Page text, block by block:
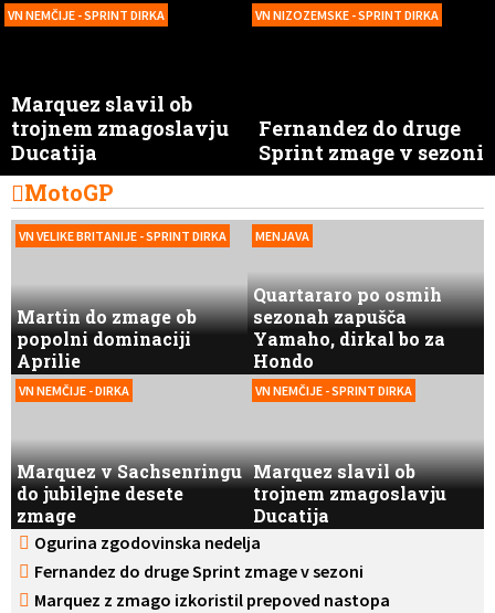
VN NEMČIJE - SPRINT DIRKA
Marquez slavil ob
trojnem zmagoslavju
Ducatija
VN NIZOZEMSKE - SPRINT DIRKA
Fernandez do druge
Sprint zmage v sezoni
MotoGP
VN VELIKE BRITANIJE - SPRINT DIRKA
Martin do zmage ob
popolni dominaciji
Aprilie
MENJAVA
Quartararo po osmih
sezonah zapušča
Yamaho, dirkal bo za
Hondo
VN NEMČIJE - DIRKA
Marquez v Sachsenringu
do jubilejne desete
zmage
VN NEMČIJE - SPRINT DIRKA
Marquez slavil ob
trojnem zmagoslavju
Ducatija
Ogurina zgodovinska nedelja
Fernandez do druge Sprint zmage v sezoni
Marquez z zmago izkoristil prepoved nastopa